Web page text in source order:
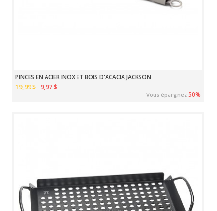
PINCES EN ACIER INOX ET BOIS D'ACACIA JACKSON
19,99 $ 9,97 $
Vous épargnez50%